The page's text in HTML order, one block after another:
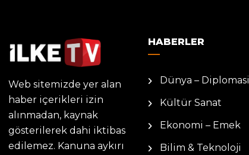
Web sitemizde yer alan
haber içerikleri izin
alınmadan, kaynak
gösterilerek dahi iktibas
edilemez. Kanuna aykırı
HABERLER
Dünya – Diplomasi
Kültür Sanat
Ekonomi – Emek
Bilim & Teknoloji